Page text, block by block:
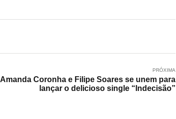
PRÓXIMA
Amanda Coronha e Filipe Soares se unem para
lançar o delicioso single “Indecisão”